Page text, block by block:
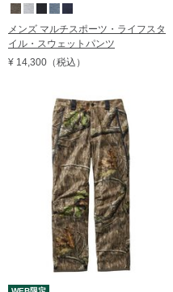
メンズ マルチスポーツ・ライフスタ
イル・スウェットパンツ
¥ 14,300 （税込）